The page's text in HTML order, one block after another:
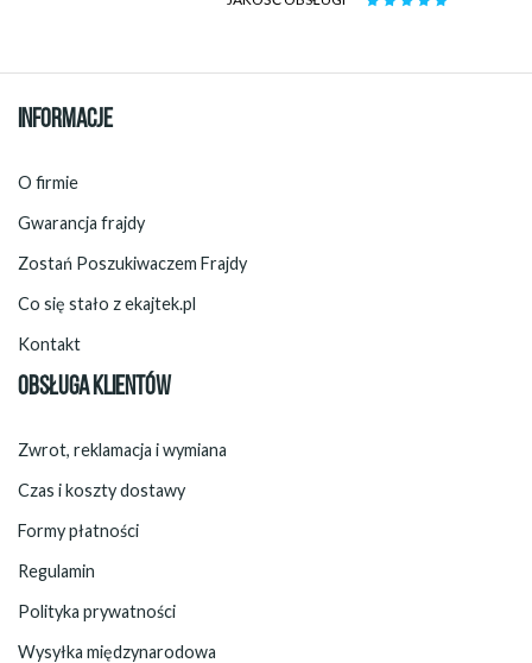
INFORMACJE
O firmie
Gwarancja frajdy
Zostań Poszukiwaczem Frajdy
Co się stało z ekajtek.pl
Kontakt
OBSŁUGA KLIENTÓW
Zwrot, reklamacja i wymiana
Czas i koszty dostawy
Formy płatności
Regulamin
Polityka prywatności
Wysyłka międzynarodowa